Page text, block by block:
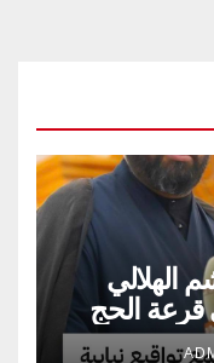
الهلالي
قرعة الحج